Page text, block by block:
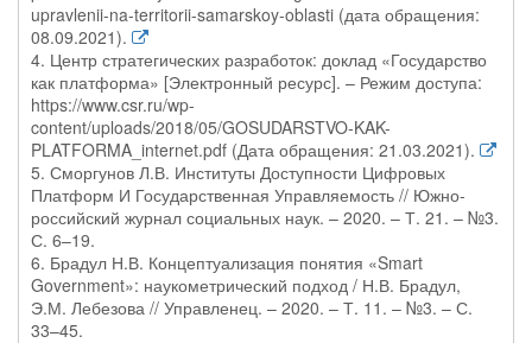
upravlenii-na-territorii-samarskoy-oblasti (дата обращения:
08.09.2021).
4. Центр стратегических разработок: доклад «Государство
как платформа» [Электронный ресурс]. – Режим доступа:
https://www.csr.ru/wp-
content/uploads/2018/05/GOSUDARSTVO-KAK-
PLATFORMA_internet.pdf (Дата обращения: 21.03.2021).
5. Сморгунов Л.В. Институты Доступности Цифровых
Платформ И Государственная Управляемость // Южно-
российский журнал социальных наук. – 2020. – Т. 21. – №3.
С. 6–19.
6. Брадул Н.В. Концептуализация понятия «Smart
Government»: наукометрический подход / Н.В. Брадул,
Э.М. Лебезова // Управленец. – 2020. – Т. 11. – №3. – С.
33–45.